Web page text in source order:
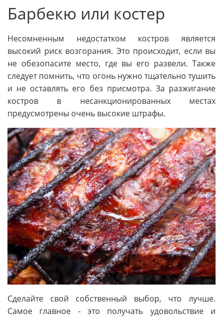
Барбекю или костер
Несомненным недостатком костров является
высокий риск возгорания. Это происходит, если вы
не обезопасите место, где вы его развели. Также
следует помнить, что огонь нужно тщательно тушить
и не оставлять его без присмотра. За разжигание
костров в несанкционированных местах
предусмотрены очень высокие штрафы.
Сделайте свой собственный выбор, что лучше.
Самое главное - это получать удовольствие и